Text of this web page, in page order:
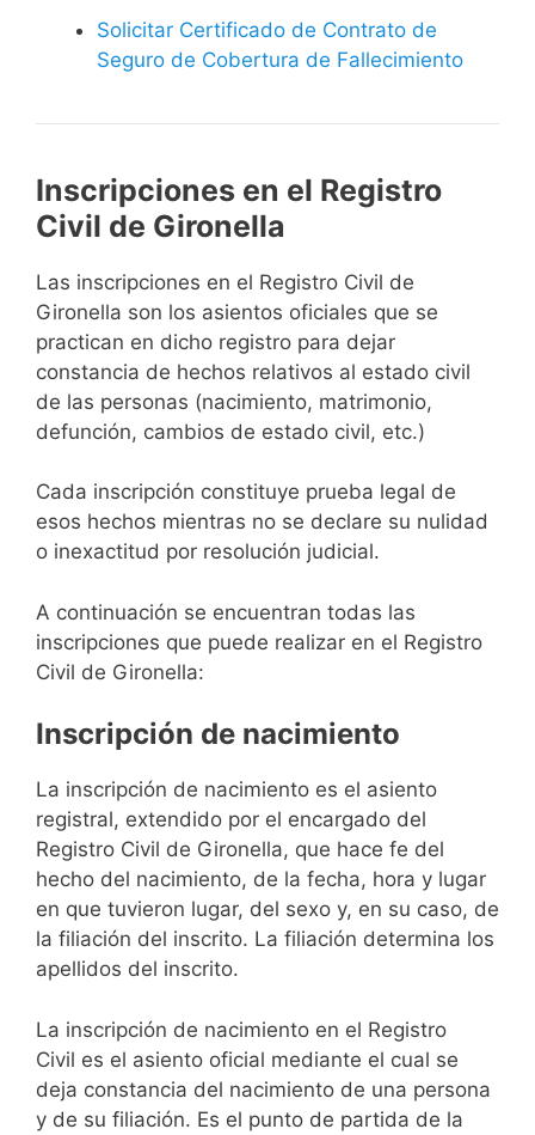
Solicitar Certificado de Contrato de
Seguro de Cobertura de Fallecimiento
Inscripciones en el Registro
Civil de Gironella
Las inscripciones en el Registro Civil de
Gironella son los asientos oficiales que se
practican en dicho registro para dejar
constancia de hechos relativos al estado civil
de las personas (nacimiento, matrimonio,
defunción, cambios de estado civil, etc.)
Cada inscripción constituye prueba legal de
esos hechos mientras no se declare su nulidad
o inexactitud por resolución judicial.
A continuación se encuentran todas las
inscripciones que puede realizar en el Registro
Civil de Gironella:
Inscripción de nacimiento
La inscripción de nacimiento es el asiento
registral, extendido por el encargado del
Registro Civil de Gironella, que hace fe del
hecho del nacimiento, de la fecha, hora y lugar
en que tuvieron lugar, del sexo y, en su caso, de
la filiación del inscrito. La filiación determina los
apellidos del inscrito.
La inscripción de nacimiento en el Registro
Civil es el asiento oficial mediante el cual se
deja constancia del nacimiento de una persona
y de su filiación. Es el punto de partida de la